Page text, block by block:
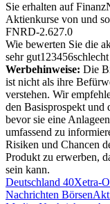
Sie erhalten auf
Aktienkurse von und
FNRD-2.627.0
Wie bewerten Sie die
sehr gut1 23456schlecht
Werbehinweise: Die
ist nicht als ihre
verstehen. Wir
den Basisprospekt und
bevor sie eine
umfassend zu
Risiken und Chancen
Produkt zu erwerben,
sein kann.
Deutschland 40Xetra-
Nachrichten Börsen